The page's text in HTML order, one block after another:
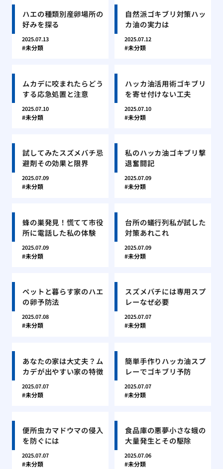
ハエの種類別産卵場所の
好みを探る
2025.07.13
未分類
自然派ゴキブリ対策ハッ
カ油の実力は
2025.07.12
未分類
ムカデに咬まれたらどう
する応急処置と注意
2025.07.10
未分類
ハッカ油活用術ゴキブリ
を寄せ付けない工夫
2025.07.10
未分類
試してみたスズメバチ忌
避剤その効果と限界
2025.07.09
未分類
私のハッカ油ゴキブリ撃
退奮闘記
2025.07.09
未分類
蜂の巣発見！慌てて市役
所に電話した私の体験
2025.07.09
未分類
台所の蟻行列私が試した
対策あれこれ
2025.07.09
未分類
ペットと暮らす家のハエ
の卵予防法
2025.07.08
未分類
スズメバチには専用スプ
レーなぜ必要
2025.07.07
未分類
あなたの家は大丈夫？ム
カデが出やすい家の特徴
2025.07.07
未分類
簡単手作りハッカ油スプ
レーでゴキブリ予防
2025.07.07
未分類
便所虫カマドウマの侵入
を防ぐには
2025.07.07
未分類
食品庫の悪夢小さな蛾の
大量発生とその駆除
2025.07.06
未分類